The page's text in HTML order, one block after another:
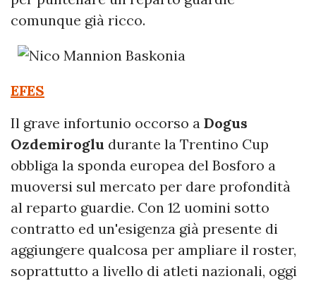
comunque già ricco.
EFES
Il grave infortunio occorso a Dogus
Ozdemiroglu durante la Trentino Cup
obbliga la sponda europea del Bosforo a
muoversi sul mercato per dare profondità
al reparto guardie. Con 12 uomini sotto
contratto ed un'esigenza già presente di
aggiungere qualcosa per ampliare il roster,
soprattutto a livello di atleti nazionali, oggi